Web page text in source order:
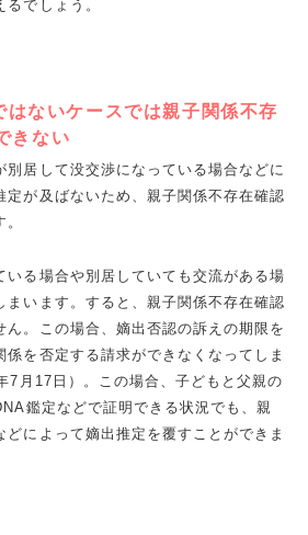
でしょう。
ないケースでは親子関係不存
きない
別居して没交渉になっている場合などに
定が及ばないため、親子関係不存在確認
いる場合や別居していても交流がある場
まいます。すると、親子関係不存在確認
ん。この場合、嫡出否認の訴えの期限を
係を否定する請求ができなくなってしま
7月17日）。この場合、子どもと父親の
鑑定などで証明できる状況でも、親
どによって嫡出推定を覆すことができま